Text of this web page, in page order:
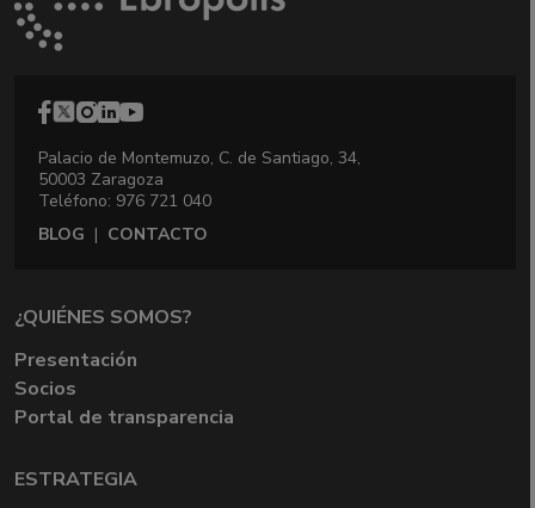
Palacio de Montemuzo, C. de Santiago, 34,
50003 Zaragoza
Teléfono: 976 721 040
BLOG | CONTACTO
¿QUIÉNES SOMOS?
Presentación
Socios
Portal de transparencia
ESTRATEGIA